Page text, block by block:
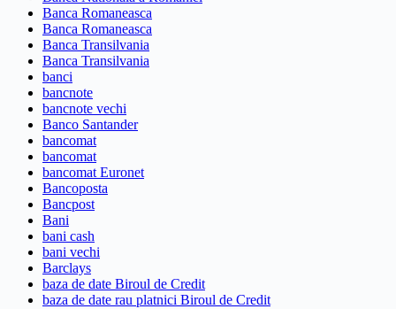
Banca Romaneasca
Banca Romaneasca
Banca Transilvania
Banca Transilvania
banci
bancnote
bancnote vechi
Banco Santander
bancomat
bancomat
bancomat Euronet
Bancoposta
Bancpost
Bani
bani cash
bani vechi
Barclays
baza de date Biroul de Credit
baza de date rau platnici Biroul de Credit